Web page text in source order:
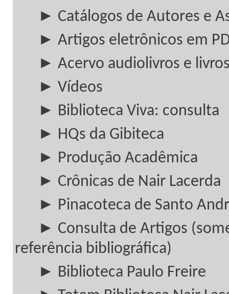
► Catálogos de Autores e
► Artigos eletrônicos em
► Acervo audiolivros e
► Vídeos
► Biblioteca Viva: consulta
► HQs da Gibiteca
► Produção Acadêmica
► Crônicas de Nair Lacerda
► Pinacoteca de Santo
► Consulta de Artigos
referência bibliográfica)
► Biblioteca Paulo Freire